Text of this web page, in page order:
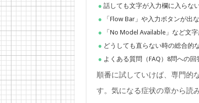
話しても文字が入力欄に入らな
「Flow Bar」や入力ボタンが出
「No Model Available」など文
どうしても直らない時の総合的
よくある質問（FAQ）8問への回
順番に試していけば、専門的
す。気になる症状の章から読